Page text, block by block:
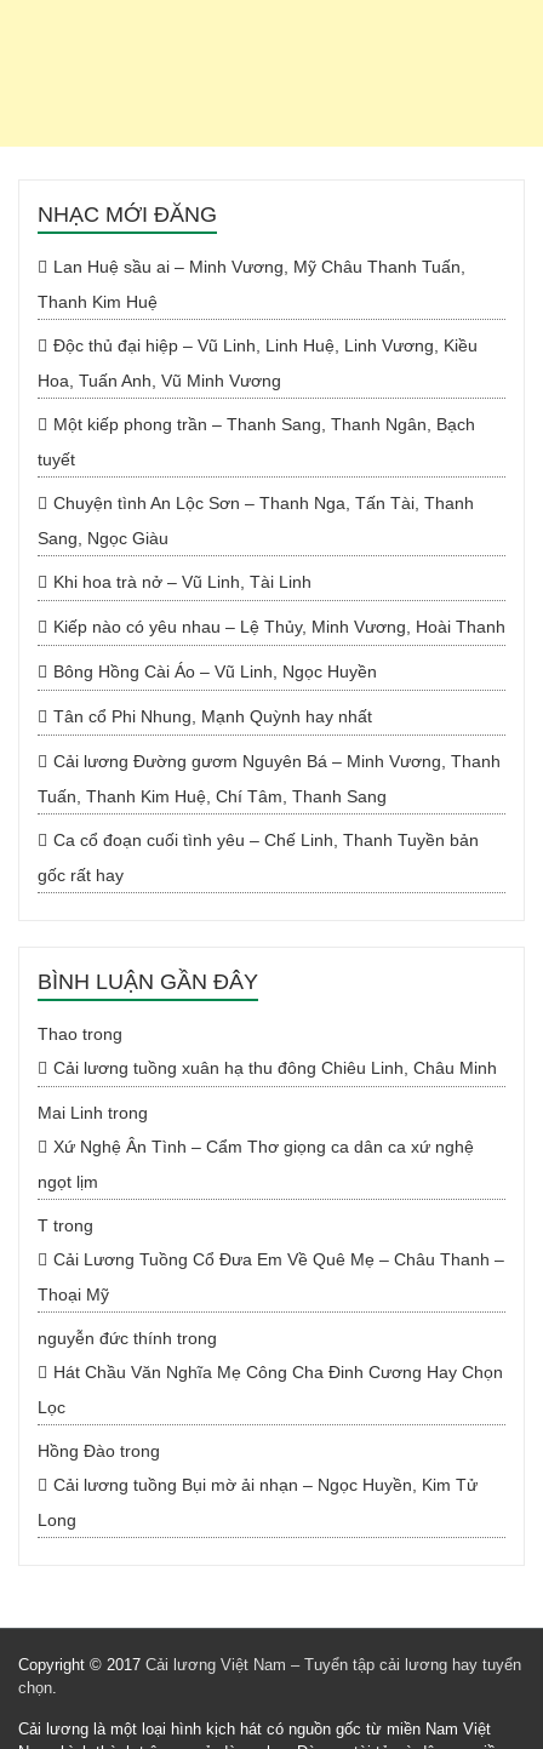
NHẠC MỚI ĐĂNG
Lan Huệ sầu ai – Minh Vương, Mỹ Châu Thanh Tuấn,
Thanh Kim Huệ
Độc thủ đại hiệp – Vũ Linh, Linh Huệ, Linh Vương, Kiều
Hoa, Tuấn Anh, Vũ Minh Vương
Một kiếp phong trần – Thanh Sang, Thanh Ngân, Bạch
tuyết
Chuyện tình An Lộc Sơn – Thanh Nga, Tấn Tài, Thanh
Sang, Ngọc Giàu
Khi hoa trà nở – Vũ Linh, Tài Linh
Kiếp nào có yêu nhau – Lệ Thủy, Minh Vương, Hoài Thanh
Bông Hồng Cài Áo – Vũ Linh, Ngọc Huyền
Tân cổ Phi Nhung, Mạnh Quỳnh hay nhất
Cải lương Đường gươm Nguyên Bá – Minh Vương, Thanh
Tuấn, Thanh Kim Huệ, Chí Tâm, Thanh Sang
Ca cổ đoạn cuối tình yêu – Chế Linh, Thanh Tuyền bản
gốc rất hay
BÌNH LUẬN GẦN ĐÂY
Thao trong
Cải lương tuồng xuân hạ thu đông Chiêu Linh, Châu Minh
Mai Linh trong
Xứ Nghệ Ân Tình – Cẩm Thơ giọng ca dân ca xứ nghệ
ngọt lịm
T trong
Cải Lương Tuồng Cổ Đưa Em Về Quê Mẹ – Châu Thanh –
Thoại Mỹ
nguyễn đức thính trong
Hát Chầu Văn Nghĩa Mẹ Công Cha Đinh Cương Hay Chọn
Lọc
Hồng Đào trong
Cải lương tuồng Bụi mờ ải nhạn – Ngọc Huyền, Kim Tử
Long
Copyright © 2017 Cải lương Việt Nam – Tuyển tập cải lương hay tuyển
chọn.
Cải lương là một loại hình kịch hát có nguồn gốc từ miền Nam Việt